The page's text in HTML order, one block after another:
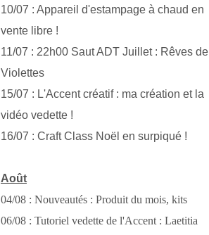
10/07 : Appareil d'estampage à chaud en
vente libre !
11/07 : 22h00 Saut ADT Juillet : Rêves de
Violettes
15/07 : L'Accent créatif : ma création et la
vidéo vedette !
16/07 : Craft Class Noël en surpiqué !
Août
04/08 : Nouveautés : Produit du mois, kits
06/08 : Tutoriel vedette de l'Accent : Laetitia